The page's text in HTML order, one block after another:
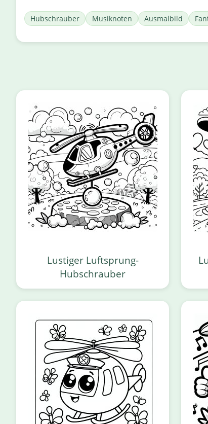
Hubschrauber Musiknoten Ausmalbild
Lustiger Luftsprung-
Hubschrauber